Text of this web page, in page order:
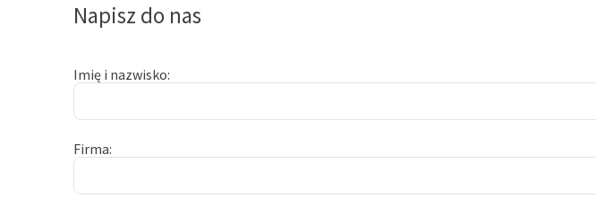
Napisz do nas
Imię i nazwisko
Firma